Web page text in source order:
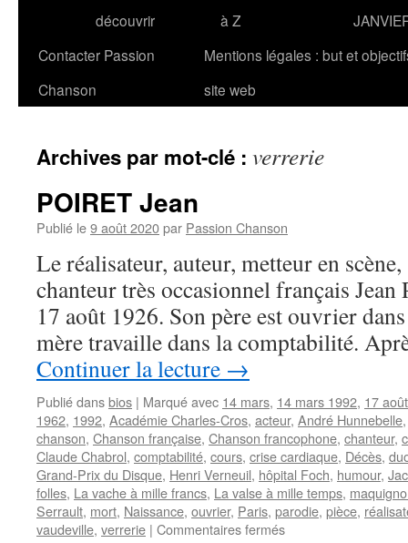
découvrir
à Z
Contacter Passion
Chanson
Mentions légales : but et
site web
Archives par mot-clé : verrerie
POIRET Jean
Publié le9 août 2020par Passion Chanson
Le réalisateur, auteur, metteur en
chanteur très occasionnel français
17 août 1926. Son père est ouvrier
mère travaille dans la comptabilité.
Continuer la lecture →
Publié dansbios | Marqué avec 14 mars, 14 mars 1992, 17 août
1962, 1992, Académie Charles-Cros, acteur, André Hunnebelle
chanson, Chanson française, Chanson francophone, chanteur,
Claude Chabrol, comptabilité, cours, crise cardiaque, Décès,
Grand-Prix du Disque, Henri Verneuil, hôpital Foch, humour,
folles, La vache à mille francs, La valse à mille temps,
Serrault, mort, Naissance, ouvrier, Paris, parodie, pièce,
vaudeville, verrerie | Commentaires ferméssur